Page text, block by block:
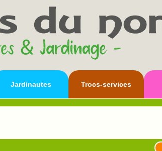
Jardinautes Trocs-services